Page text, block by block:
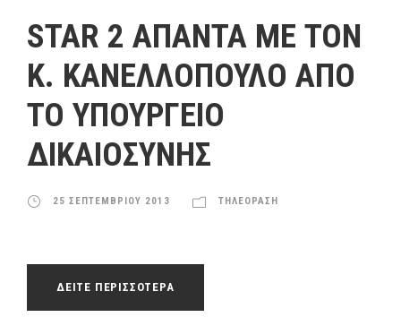
STAR 2 ΑΠΑΝΤΑ ΜΕ ΤΟΝ
Κ. ΚΑΝΕΛΛΟΠΟΥΛΟ ΑΠΟ
ΤΟ ΥΠΟΥΡΓΕΙΟ
ΔΙΚΑΙΟΣΥΝΗΣ
25 ΣΕΠΤΕΜΒΡΙΟΥ 2013 ΤΗΛΕΟΡΑΣΗ
ΔΕΙΤΕ ΠΕΡΙΣΣΟΤΕΡΑ